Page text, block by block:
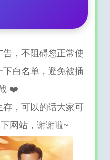
，不阻碍您正常使
白名单，避免被插
❤️
，可以的话大家可
网站，谢谢啦~